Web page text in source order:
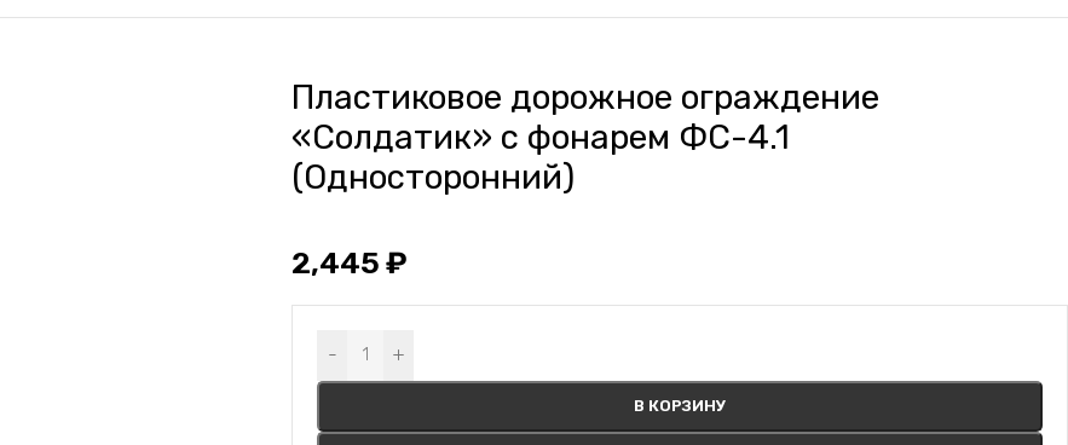
Пластиковое дорожное ограждение
«Солдатик» с фонарем ФС-4.1
(Односторонний)
2,445 ₽
- +
В КОРЗИНУ
Alternative: